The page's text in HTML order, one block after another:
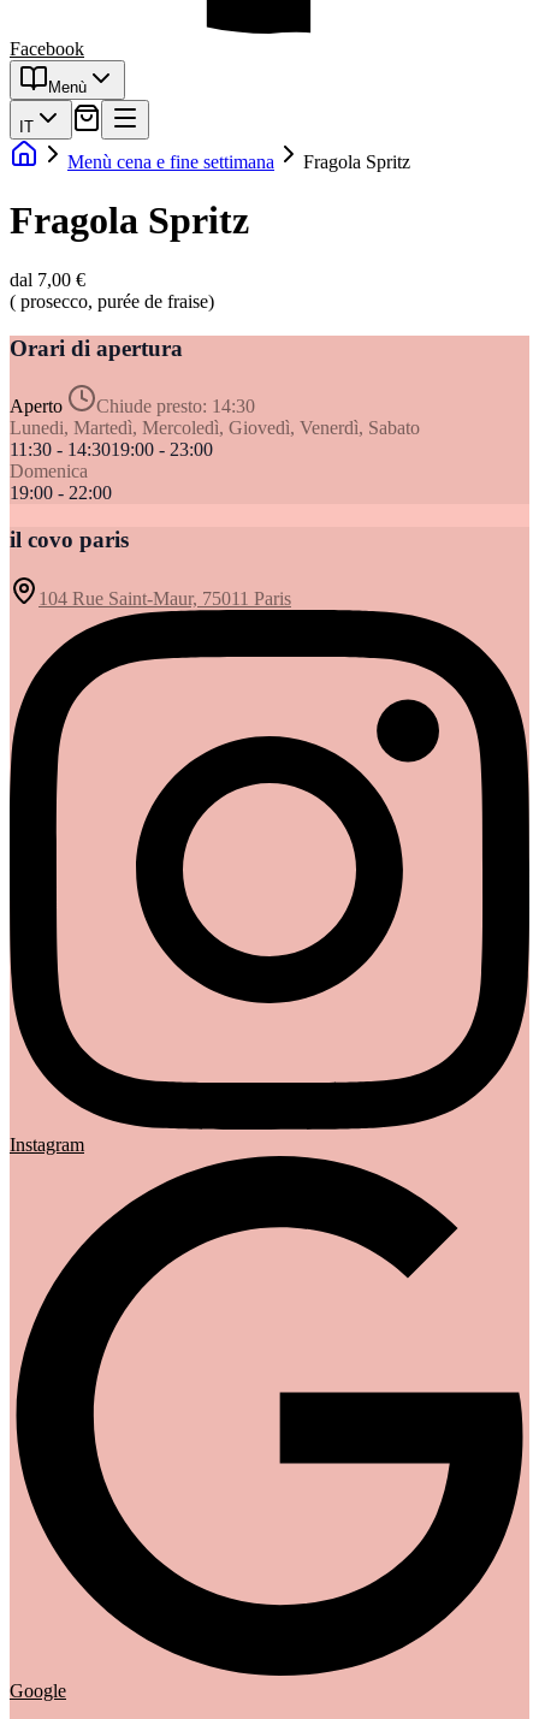
Facebook
Menù
IT
Menù cena e fine settimana Fragola Spritz
Fragola Spritz
dal 7,00 €
( prosecco, purée de fraise)
Orari di apertura
Aperto Chiude presto: 14:30
Lunedi, Martedì, Mercoledì, Giovedì, Venerdì, Sabato
11:30 - 14:3019:00 - 23:00
Domenica
19:00 - 22:00
il covo paris
104 Rue Saint-Maur, 75011 Paris
Instagram
Google